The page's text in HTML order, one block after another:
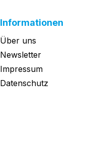
Informationen
Über uns
Newsletter
Impressum
Datenschutz